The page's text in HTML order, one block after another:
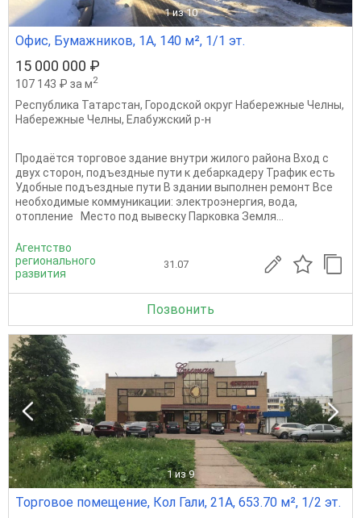
1 из 10
Офис, Бумажников, 1А, 140 м², 1/1 эт.
15 000 000 ₽
107 143 ₽ за м2
Республика Татарстан, Городской округ Набережные Челны,
Набережные Челны, Елабужский р-н
Продаётся торговое здание внутри жилого района Вход с
двух сторон, подъездные пути к дебаркадеру Трафик есть
Удобные подъездные пути В здании выполнен ремонт Все
необходимые коммуникации: электроэнергия, вода,
отопление Место под вывеску Парковка Земля...
Агентство
регионального
развития
31.07
Позвонить
1 из 9
Торговое помещение, Кол Гали, 21А, 653.70 м², 1/2 эт.